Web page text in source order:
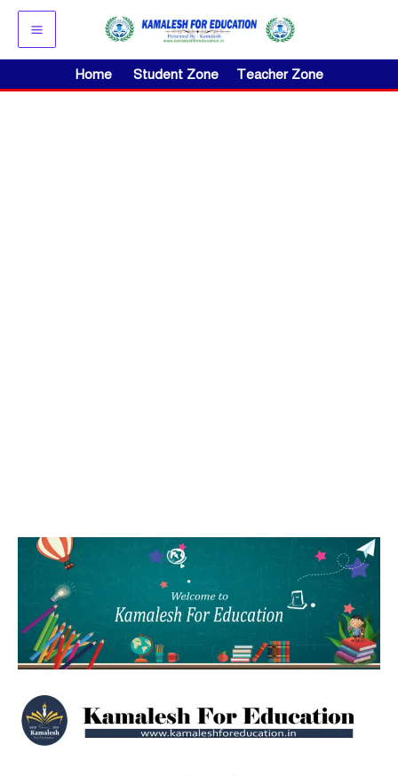
Skip
content
Home Student Zone Teacher Zone